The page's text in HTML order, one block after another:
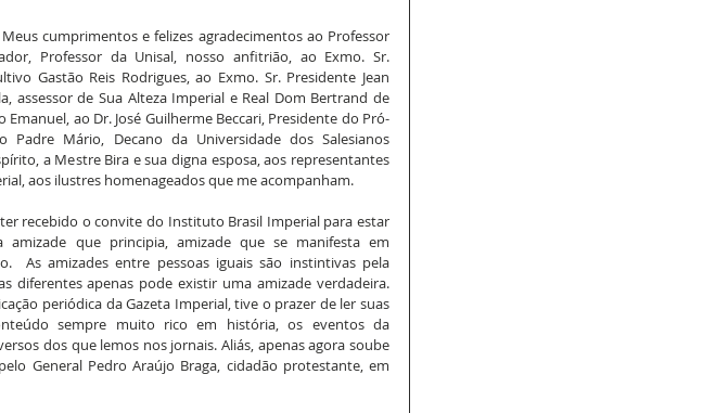
cumprimentos e felizes agradecimentos ao Professor
Professor da Unisal, nosso anfitrião, ao Exmo. Sr.
Gastão Reis Rodrigues, ao Exmo. Sr. Presidente Jean
assessor de Sua Alteza Imperial e Real Dom Bertrand de
Emanuel, ao Dr. José Guilherme Beccari, Presidente do Pró-
Padre Mário, Decano da Universidade dos Salesianos
a Mestre Bira e sua digna esposa, aos representantes
aos ilustres homenageados que me acompanham.
recebido o convite do Instituto Brasil Imperial para estar
amizade que principia, amizade que se manifesta em
As amizades entre pessoas iguais são instintivas pela
diferentes apenas pode existir uma amizade verdadeira.
periódica da Gazeta Imperial, tive o prazer de ler suas
sempre muito rico em história, os eventos da
dos que lemos nos jornais. Aliás, apenas agora soube
General Pedro Araújo Braga, cidadão protestante, em